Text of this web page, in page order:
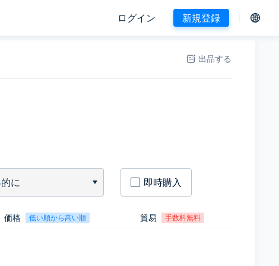
ログイン 新規登録
出品する
に 即時購入
価格 低い順から高い順 貿易 手数料無料